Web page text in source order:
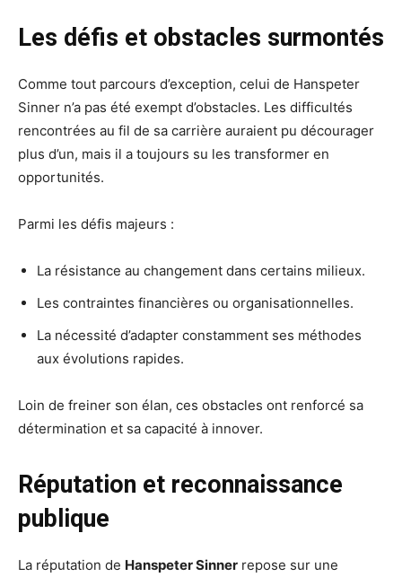
Les défis et obstacles surmontés
Comme tout parcours d’exception, celui de Hanspeter
Sinner n’a pas été exempt d’obstacles. Les difficultés
rencontrées au fil de sa carrière auraient pu décourager
plus d’un, mais il a toujours su les transformer en
opportunités.
Parmi les défis majeurs :
La résistance au changement dans certains milieux.
Les contraintes financières ou organisationnelles.
La nécessité d’adapter constamment ses méthodes
aux évolutions rapides.
Loin de freiner son élan, ces obstacles ont renforcé sa
détermination et sa capacité à innover.
Réputation et reconnaissance
publique
La réputation de Hanspeter Sinner repose sur une